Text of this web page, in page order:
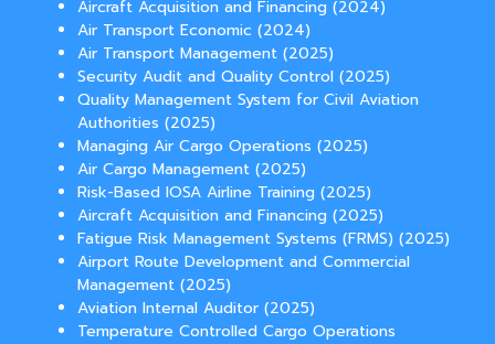
Aircraft Acquisition and Financing (2024)
Air Transport Economic (2024)
Air Transport Management (2025)
Security Audit and Quality Control (2025)
Quality Management System for Civil Aviation
Authorities (2025)
Managing Air Cargo Operations (2025)
Air Cargo Management (2025)
Risk-Based IOSA Airline Training (2025)
Aircraft Acquisition and Financing (2025)
Fatigue Risk Management Systems (FRMS) (2025)
Airport Route Development and Commercial
Management (2025)
Aviation Internal Auditor (2025)
Temperature Controlled Cargo Operations